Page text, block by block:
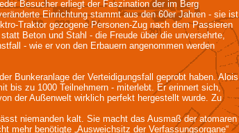
Besucher erliegt der Faszination der im Berg
Einrichtung stammt aus den 60er Jahren - sie ist
Traktor gezogene Personen-Zug nach dem Passieren
Beton und Stahl - die Freude über die unversehrte,
- wie er von den Erbauern angenommen werden
Bunkeranlage der Verteidigungsfall geprobt haben. Alois
bis zu 1000 Teilnehmern - miterlebt. Er erinnert sich,
der Außenwelt wirklich perfekt hergestellt wurde. Zu
niemanden kalt. Sie macht das Ausmaß der atomaren
mehr benötigte „Ausweichsitz der Verfassungsorgane“